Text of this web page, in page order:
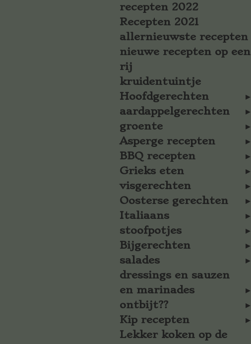
recepten 2022
Recepten 2021
allernieuwste recepten
nieuwe recepten op een
rij
kruidentuintje
Hoofdgerechten
aardappelgerechten
groente
Asperge recepten
BBQ recepten
Grieks eten
visgerechten
Oosterse gerechten
Italiaans
stoofpotjes
Bijgerechten
salades
dressings en sauzen
en marinades
ontbijt??
Kip recepten
Lekker koken op de